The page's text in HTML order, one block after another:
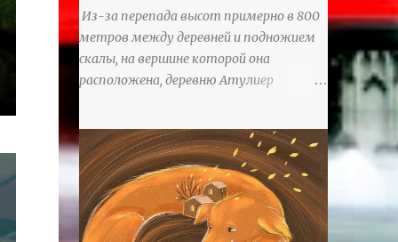
Из-за перепада высот примерно в 800
метров между деревней и подножием
скалы, на вершине которой она
расположена, деревню Атулиер
лестница из ротанга, по которой
жители деревни поднимаются и
спускаются на утес.В ноябре 2016 года
плетеные лестницы в деревне Клифф
были заменены стальными лестницами
с защитными перилами, и